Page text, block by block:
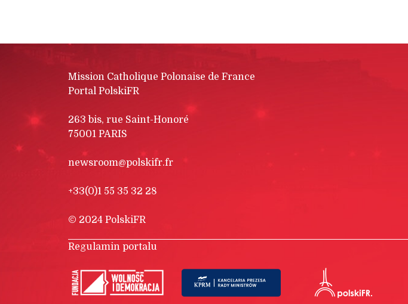
Mission Catholique Polonaise de France
Portal PolskiFR
263 bis, rue Saint-Honoré
75001 PARIS
newsroom@polskifr.fr
+33(0)1 55 35 32 28
© 2024 PolskiFR
Regulamin portalu